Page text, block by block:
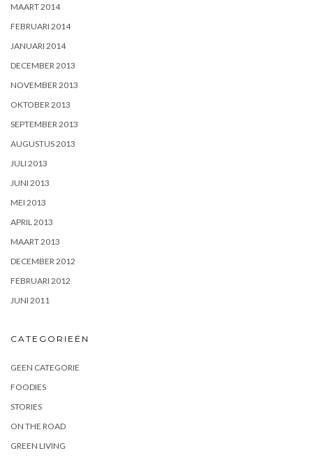
MAART 2014
FEBRUARI 2014
JANUARI 2014
DECEMBER 2013
NOVEMBER 2013
OKTOBER 2013
SEPTEMBER 2013
AUGUSTUS 2013
JULI 2013
JUNI 2013
MEI 2013
APRIL 2013
MAART 2013
DECEMBER 2012
FEBRUARI 2012
JUNI 2011
CATEGORIEËN
GEEN CATEGORIE
FOODIES
STORIES
ON THE ROAD
GREEN LIVING